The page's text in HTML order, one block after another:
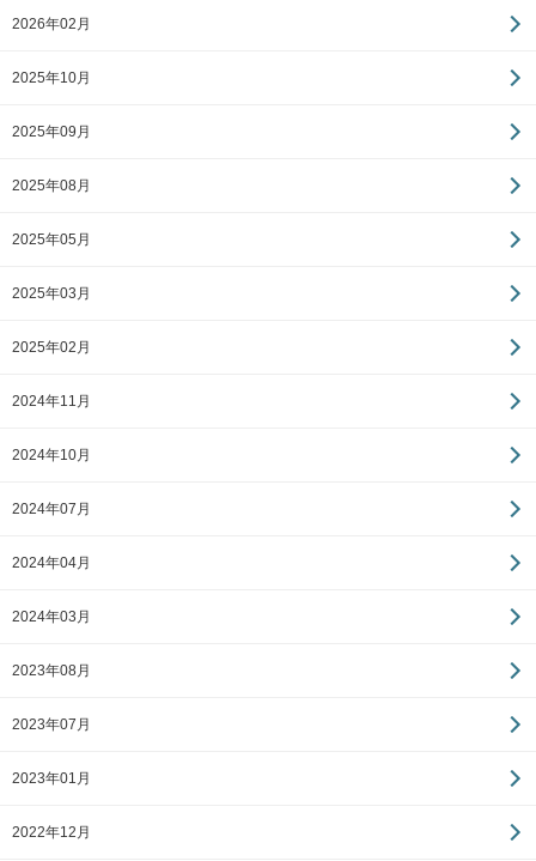
2026年02月
2025年10月
2025年09月
2025年08月
2025年05月
2025年03月
2025年02月
2024年11月
2024年10月
2024年07月
2024年04月
2024年03月
2023年08月
2023年07月
2023年01月
2022年12月